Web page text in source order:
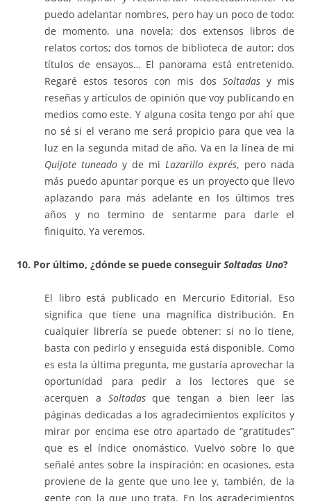
puedo adelantar nombres, pero hay un poco de todo:
de momento, una novela; dos extensos libros de
relatos cortos; dos tomos de biblioteca de autor; dos
títulos de ensayos… El panorama está entretenido.
Regaré estos tesoros con mis dos Soltadas y mis
reseñas y artículos de opinión que voy publicando en
medios como este. Y alguna cosita tengo por ahí que
no sé si el verano me será propicio para que vea la
luz en la segunda mitad de año. Va en la línea de mi
Quijote tuneado y de mi Lazarillo exprés, pero nada
más puedo apuntar porque es un proyecto que llevo
aplazando para más adelante en los últimos tres
años y no termino de sentarme para darle el
finiquito. Ya veremos.
10. Por último, ¿dónde se puede conseguir Soltadas Uno?
El libro está publicado en Mercurio Editorial. Eso
significa que tiene una magnífica distribución. En
cualquier librería se puede obtener: si no lo tiene,
basta con pedirlo y enseguida está disponible. Como
es esta la última pregunta, me gustaría aprovechar la
oportunidad para pedir a los lectores que se
acerquen a Soltadasque tengan a bien leer las
páginas dedicadas a los agradecimientos explícitos y
mirar por encima ese otro apartado de “gratitudes”
que es el índice onomástico. Vuelvo sobre lo que
señalé antes sobre la inspiración: en ocasiones, esta
proviene de la gente que uno lee y, también, de la
gente con la que uno trata. En los agradecimientos